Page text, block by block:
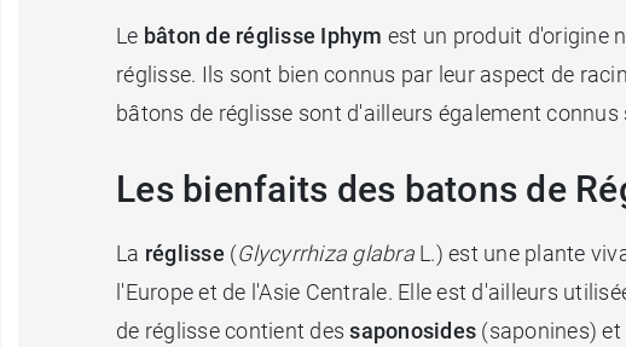
Le bâton de réglisse Iphym est un produit d'origine
réglisse. Ils sont bien connus par leur aspect de
bâtons de réglisse sont d'ailleurs également connus
Les bienfaits des batons de
La réglisse (Glycyrrhiza glabraL.) est une plante
l'Europe et de l'Asie Centrale. Elle est d'ailleurs
de réglisse contient dessaponosides (saponines) et